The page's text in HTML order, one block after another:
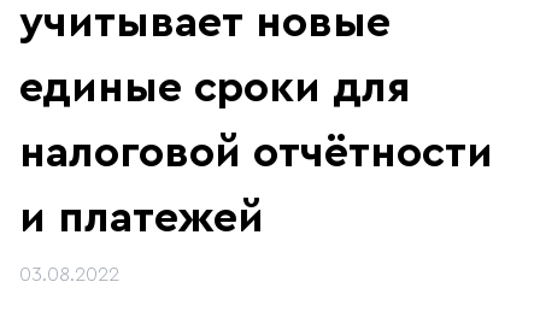
учитывает новые
единые сроки для
налоговой отчётности
и платежей
03.08.2022